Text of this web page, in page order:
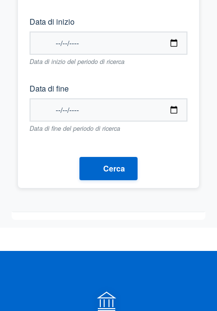
Data di inizio
Data di inizio del periodo di ricerca
Data di fine
Data di fine del periodo di ricerca
Cerca